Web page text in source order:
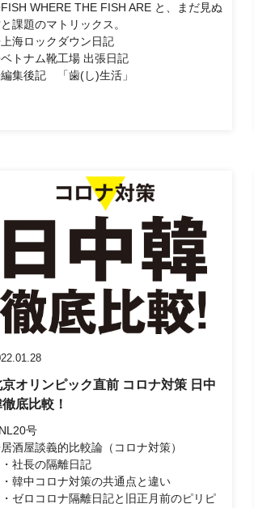
WHERE THE FISH ARE と、まだ見ぬ
課題のマトリックス。
海ロックダウン日記
トナム靴工場 出張日記
集後記 「歯(し)生活」
京オリンピック直前 コロナ対策 日中
底比較！
号
酒屋談義的比較論（コロナ対策）
社長の隔離日記
韓中コロナ対策の共通点と違い
ゼロコロナ隔離日記と旧正月前のピリピ